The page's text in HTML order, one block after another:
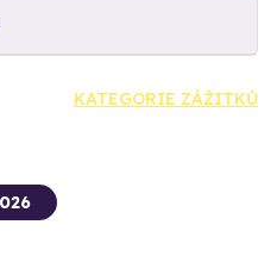
KATEGORIE ZÁŽITKŮ